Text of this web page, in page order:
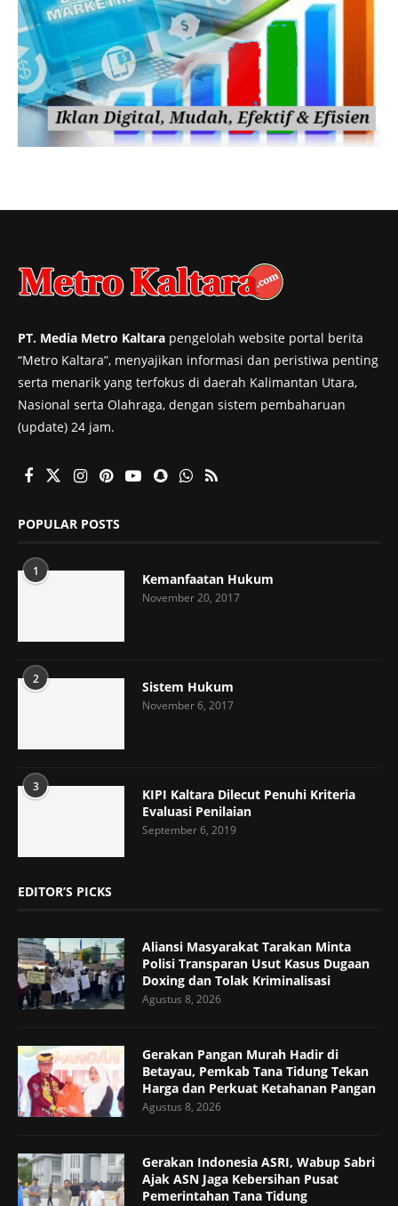
PT. Media Metro Kaltara pengelolah website portal berita
“Metro Kaltara”, menyajikan informasi dan peristiwa penting
serta menarik yang terfokus di daerah Kalimantan Utara,
Nasional serta Olahraga, dengan sistem pembaharuan
(update) 24 jam.
POPULAR POSTS
1 Kemanfaatan Hukum
November 20, 2017
2 Sistem Hukum
November 6, 2017
3
KIPI Kaltara Dilecut Penuhi Kriteria
Evaluasi Penilaian
September 6, 2019
EDITOR’S PICKS
Aliansi Masyarakat Tarakan Minta
Polisi Transparan Usut Kasus Dugaan
Doxing dan Tolak Kriminalisasi
Agustus 8, 2026
Gerakan Pangan Murah Hadir di
Betayau, Pemkab Tana Tidung Tekan
Harga dan Perkuat Ketahanan Pangan
Agustus 8, 2026
Gerakan Indonesia ASRI, Wabup Sabri
Ajak ASN Jaga Kebersihan Pusat
Pemerintahan Tana Tidung